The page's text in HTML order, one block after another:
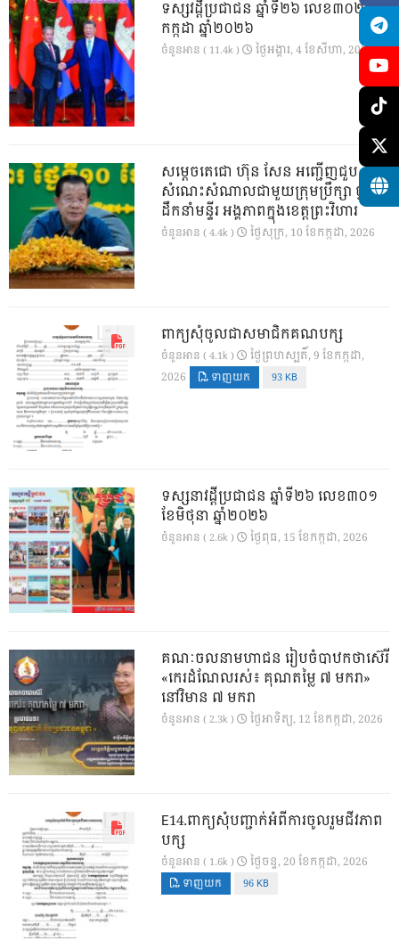
ទស្សវដ្តីប្រជាជន ឆ្នាំទី២៦ លេខ៣០២ ខែ
កក្កដា ឆ្នាំ២០២៦
ចំនួនអាន ( 11.4k ) ថ្ងៃ​អង្គារ, 4 ខែ​សីហា, 2026
សម្តេចតេជោ ហ៊ុន សែន អញ្ជើញជួប
សំណេះសំណាលជាមួយក្រុមប្រឹក្សា ថ្នាក់
ដឹកនាំមន្ទីរ អង្គភាពក្នុងខេត្តព្រះវិហារ
ចំនួនអាន ( 4.4k ) ថ្ងៃ​សុក្រ, 10 ខែ​កក្កដា, 2026
ពាក្យសុំចូលជាសមាជិកគណបក្ស
ចំនួនអាន ( 4.1k )
ថ្ងៃ​ព្រហស្បតិ៍, 9 ខែ​កក្កដា,
2026
ទាញយក 93 KB
ទស្សនាវដ្ដីប្រជាជន ឆ្នាំទី២៦ លេខ៣០១
ខែមិថុនា ឆ្នាំ២០២៦
ចំនួនអាន ( 2.6k ) ថ្ងៃ​ពុធ, 15 ខែ​កក្កដា, 2026
គណៈចលនាមហាជន រៀបចំបាឋកថាស៊េរី
«កេរដំណែលរស់៖ គុណតម្លៃ ៧ មករា»
នៅវិមាន ៧ មករា
ចំនួនអាន ( 2.3k ) ថ្ងៃ​អាទិត្យ, 12 ខែ​កក្កដា, 2026
E14.ពាក្យសុំបញ្ជាក់អំពីការចូលរួមជីវភាព
បក្ស
ចំនួនអាន ( 1.6k ) ថ្ងៃ​ចន្ទ, 20 ខែ​កក្កដា, 2026
ទាញយក 96 KB